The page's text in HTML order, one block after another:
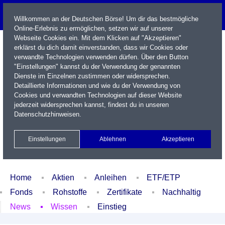
Name / WKN / ISIN / Kürzel
Xetra Realtime
Watchlist Portfolio Login
Home Aktien Anleihen
ETF/ETP
Fonds
Rohstoffe Zertifikate
Nachhaltig
News
Wissen Einstieg
Willkommen an der Deutschen Börse! Um dir das bestmögliche
Online-Erlebnis zu ermöglichen, setzen wir auf unserer
Webseite Cookies ein. Mit dem Klicken auf "Akzeptieren"
erklärst du dich damit einverstanden, dass wir Cookies oder
verwandte Technologien verwenden dürfen. Über den Button
"Einstellungen" kannst du der Verwendung der genannten
Dienste im Einzelnen zustimmen oder widersprechen.
Detaillierte Informationen und wie du der Verwendung von
Cookies und verwandten Technologien auf dieser Website
jederzeit widersprechen kannst, findest du in unseren
Datenschutzhinweisen.
Einstellungen Ablehnen Akzeptieren